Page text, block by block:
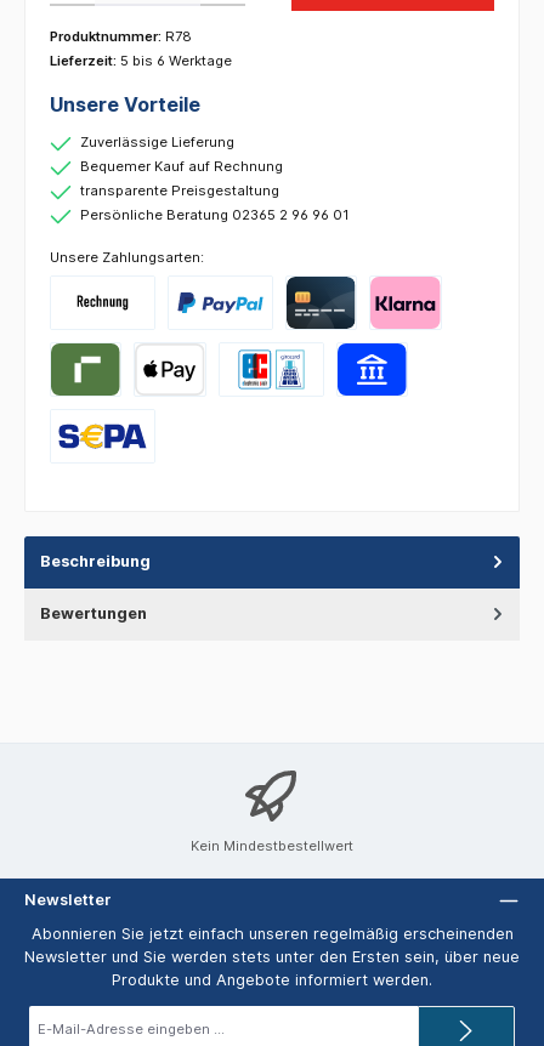
Produktnummer: R78
Lieferzeit: 5 bis 6 Werktage
Unsere Vorteile
Zuverlässige Lieferung
Bequemer Kauf auf Rechnung
transparente Preisgestaltung
Persönliche Beratung 02365 2 96 96 01
Unsere Zahlungsarten:
Beschreibung
Bewertungen
Kein Mindestbestellwert
Newsletter
Abonnieren Sie jetzt einfach unseren regelmäßig erscheinenden
Newsletter und Sie werden stets unter den Ersten sein, über neue
Produkte und Angebote informiert werden.